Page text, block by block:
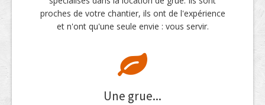
proches de votre chantier, ils ont de l'expérience
et n'ont qu'une seule envie : vous servir.
Une grue...